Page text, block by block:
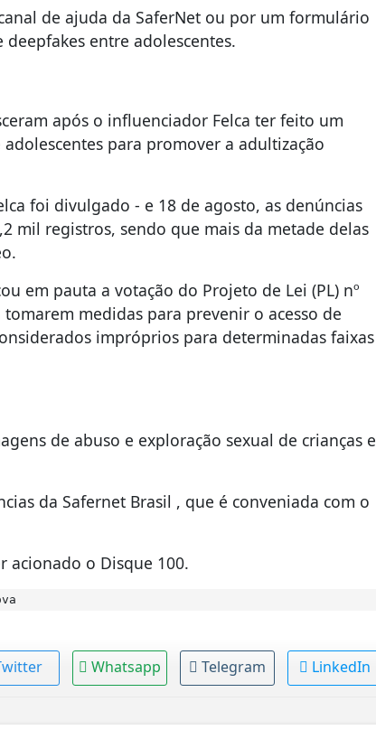
de ajuda da SaferNet ou por um formulário
entre adolescentes.
após o influenciador Felca ter feito um
para promover a adultização
foi divulgado - e 18 de agosto, as denúncias
mil registros, sendo que mais da metade delas
em pauta a votação do Projeto de Lei (PL) nº
medidas para prevenir o acesso de
impróprios para determinadas faixas
de abuso e exploração sexual de crianças e
da Safernet Brasil , que é conveniada com o
acionado o Disque 100.
Whatsapp Telegram LinkedIn